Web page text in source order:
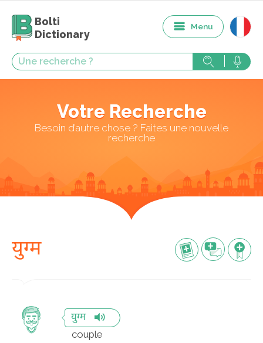
Bolti
Dictionary
Menu
Votre Recherche
Besoin d’autre chose ? Faites une nouvelle
recherche
युग्म
युग्म
couple